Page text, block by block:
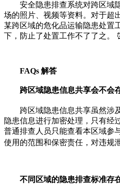
安全隐患排查系统对跨区域
场的照片、视频等资料。对于超
某跨区域的危化品运输隐患处置
下，防止了处置工作不了了之。
FAQs 解答
跨区域隐患信息共享会不会
跨区域隐患信息共享虽然涉
隐患信息进行加密处理，只有经
普通排查人员只能查看本区域参
使用的范围和保密责任，对违规
不同区域的隐患排查标准存